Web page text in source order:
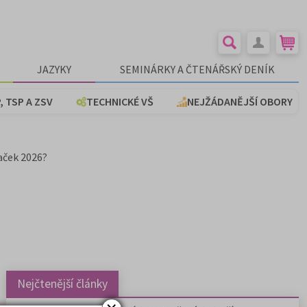
JAZYKY SEMINÁRKY A ČTENÁŘSKÝ DENÍK
TSP A ZSV TECHNICKÉ VŠ NEJŽÁDANĚJŠÍ OBORY
2026?
Nejčtenější články